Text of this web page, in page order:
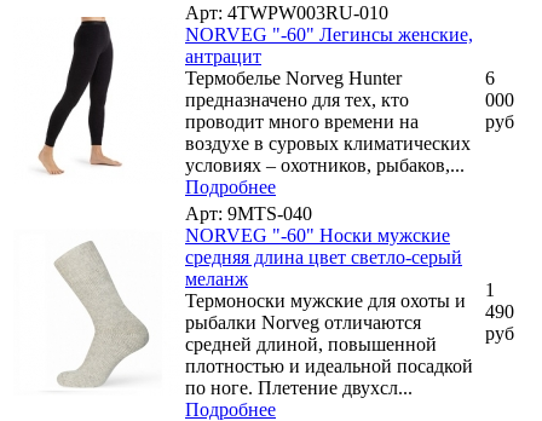
Арт: 4TWPW003RU-010
NORVEG "-60" Легинсы женские,
антрацит
Термобелье Norveg Hunter
предназначено для тех, кто
проводит много времени на
воздухе в суровых климатических
условиях – охотников, рыбаков,...
Подробнее
6
000
руб
Арт: 9MTS-040
NORVEG "-60" Носки мужские
средняя длина цвет светло-серый
меланж
Термоноски мужские для охоты и
рыбалки Norveg отличаются
средней длиной, повышенной
плотностью и идеальной посадкой
по ноге. Плетение двухсл...
Подробнее
1
490
руб